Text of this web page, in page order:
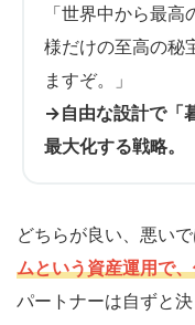
「世界中から最
様だけの至高の秘
ますぞ。」
→自由な設計で「
最大化する戦略。
どちらが良い、悪いで
ムという資産運用で
パートナーは自ずと決